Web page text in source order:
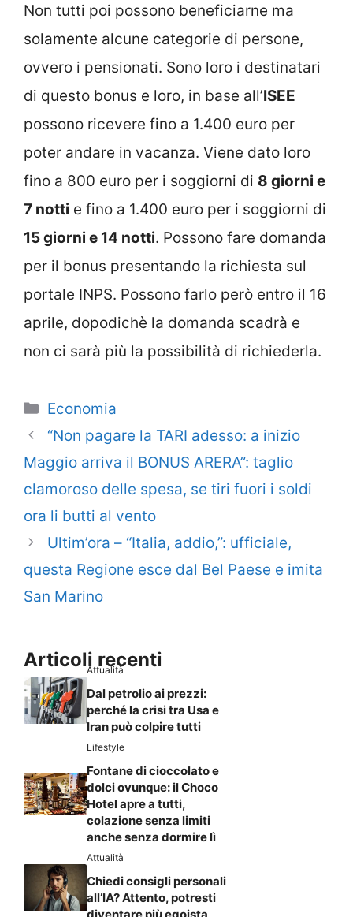
Non tutti poi possono beneficiarne ma
solamente alcune categorie di persone,
ovvero i pensionati. Sono loro i destinatari
di questo bonus e loro, in base all’ISEE
possono ricevere fino a 1.400 euro per
poter andare in vacanza. Viene dato loro
fino a 800 euro per i soggiorni di 8 giorni e
7 notti e fino a 1.400 euro per i soggiorni di
15 giorni e 14 notti. Possono fare domanda
per il bonus presentando la richiesta sul
portale INPS. Possono farlo però entro il 16
aprile, dopodichè la domanda scadrà e
non ci sarà più la possibilità di richiederla.
Categorie
Economia
“Non pagare la TARI adesso: a inizio
Maggio arriva il BONUS ARERA”: taglio
clamoroso delle spesa, se tiri fuori i soldi
ora li butti al vento
Ultim’ora – “Italia, addio,”: ufficiale,
questa Regione esce dal Bel Paese e imita
San Marino
Articoli recenti
Attualità
Dal petrolio ai prezzi:
perché la crisi tra Usa e
Iran può colpire tutti
Lifestyle
Fontane di cioccolato e
dolci ovunque: il Choco
Hotel apre a tutti,
colazione senza limiti
anche senza dormire lì
Attualità
Chiedi consigli personali
all’IA? Attento, potresti